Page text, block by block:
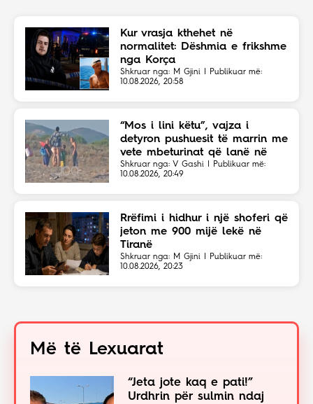
Kur vrasja kthehet në
normalitet: Dëshmia e frikshme
nga Korça
Shkruar nga: M Gjini | Publikuar më:
10.08.2026, 20:58
“Mos i lini këtu”, vajza i
detyron pushuesit të marrin me
vete mbeturinat që lanë në
plazh
Shkruar nga: V Gashi | Publikuar më:
10.08.2026, 20:49
Rrëfimi i hidhur i një shoferi që
jeton me 900 mijë lekë në
Tiranë
Shkruar nga: M Gjini | Publikuar më:
10.08.2026, 20:23
Më të Lexuarat
“Jeta jote kaq e pati!”
Urdhrin për sulmin ndaj